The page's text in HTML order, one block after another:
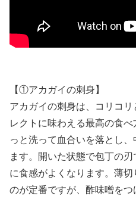
【①アカガイの刺身】
アカガイの刺身は、コリコ
レクトに味わえる最高の食
っと洗って血合いを落とし
ます。開いた状態で包丁の
に食感がよくなります。薄
のが定番ですが、酢味噌を